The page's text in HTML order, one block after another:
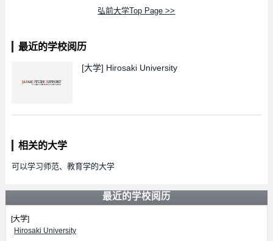
弘前大学Top Page >>
最近的学校阅历
[大学] Hirosaki University
相关的大学
可以学习师范、教育学的大学
最近的学校阅历
[大学]
Hirosaki University